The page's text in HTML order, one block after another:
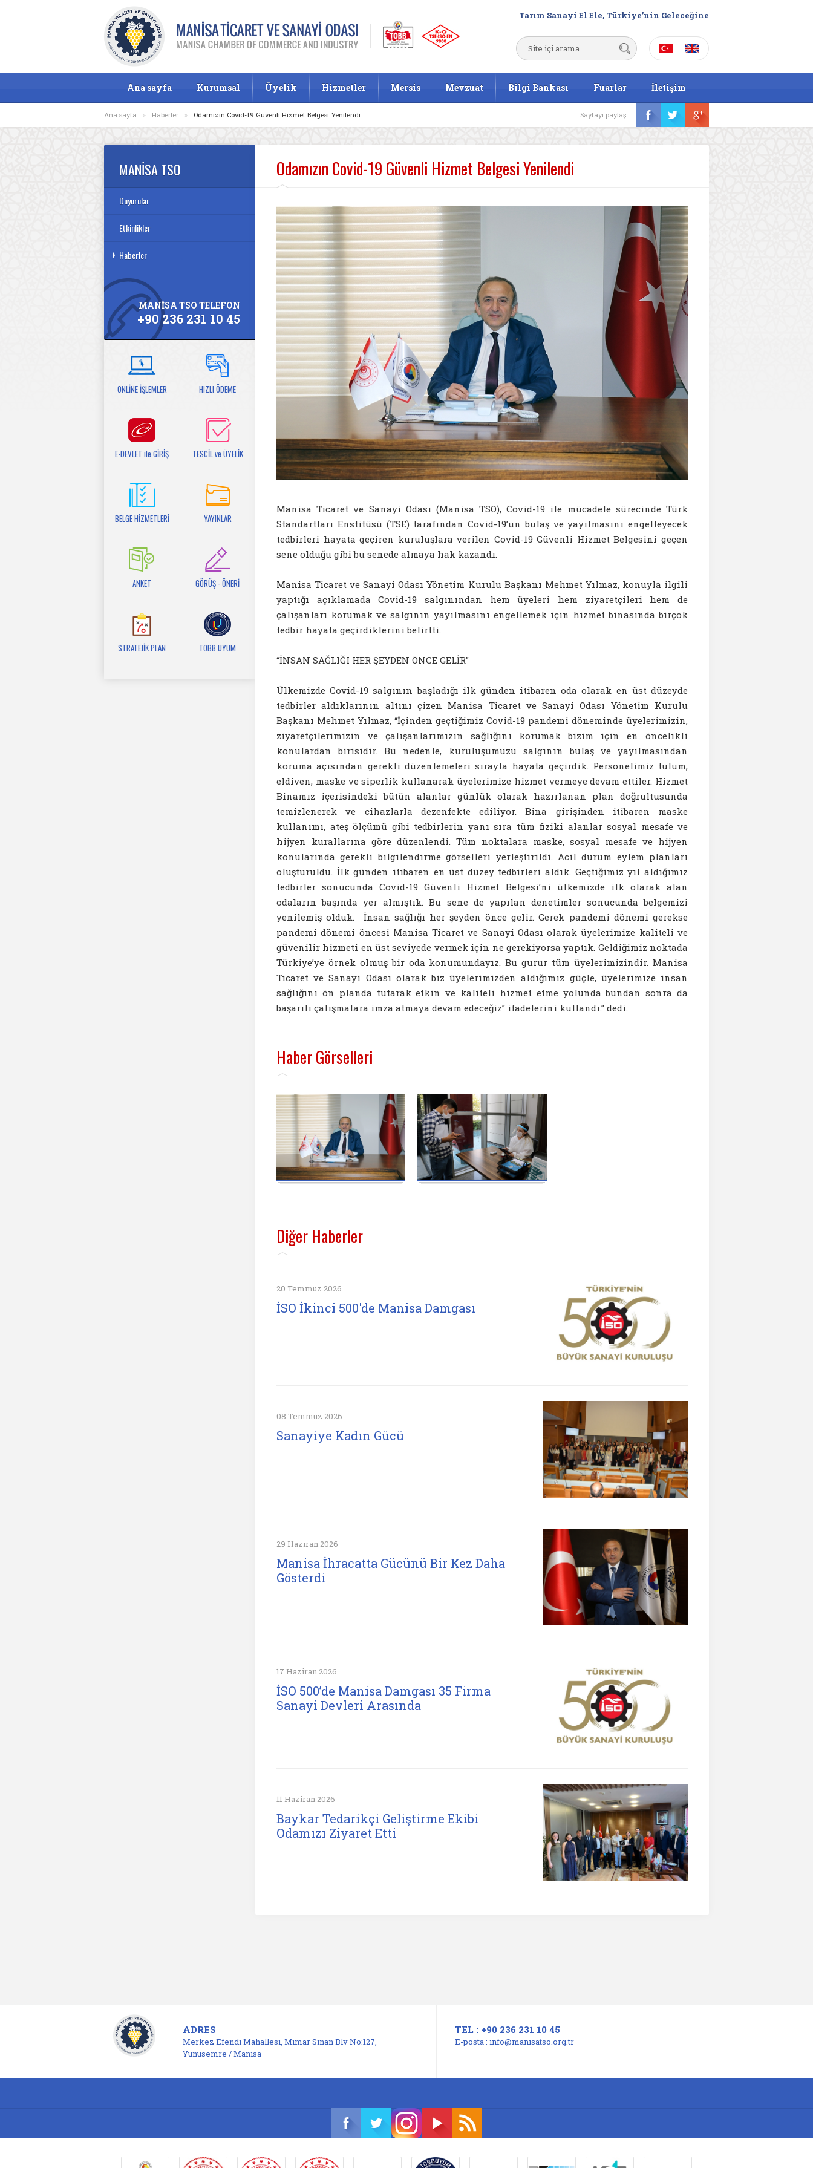
Tarım Sanayi El Ele, Türkiye’nin Geleceğine
Ana sayfa Kurumsal Üyelik Hizmetler Mersis Mevzuat Bilgi Bankası Fuarlar İletişim
Ana sayfa » Haberler » Odamızın Covid-19 Güvenli Hizmet Belgesi Yenilendi Sayfayı paylaş :
MANİSA TSO
Duyurular
Etkinlikler
Haberler
MANİSA TSO TELEFON
+90 236 231 10 45
ONLİNE İŞLEMLER HIZLI ÖDEME
E-DEVLET ile GİRİŞ TESCİL ve ÜYELİK
BELGE HİZMETLERİ YAYINLAR
ANKET GÖRÜŞ - ÖNERİ
STRATEJİK PLAN TOBB UYUM
Odamızın Covid-19 Güvenli Hizmet Belgesi Yenilendi
Manisa Ticaret ve Sanayi Odası (Manisa TSO), Covid-19 ile mücadele sürecinde Türk
Standartları Enstitüsü (TSE) tarafından Covid-19’un bulaş ve yayılmasını engelleyecek
tedbirleri hayata geçiren kuruluşlara verilen Covid-19 Güvenli Hizmet Belgesini geçen
sene olduğu gibi bu senede almaya hak kazandı.
Manisa Ticaret ve Sanayi Odası Yönetim Kurulu Başkanı Mehmet Yılmaz, konuyla ilgili
yaptığı açıklamada Covid-19 salgınından hem üyeleri hem ziyaretçileri hem de
çalışanları korumak ve salgının yayılmasını engellemek için hizmet binasında birçok
tedbir hayata geçirdiklerini belirtti.
“İNSAN SAĞLIĞI HER ŞEYDEN ÖNCE GELİR”
Ülkemizde Covid-19 salgının başladığı ilk günden itibaren oda olarak en üst düzeyde
tedbirler aldıklarının altını çizen Manisa Ticaret ve Sanayi Odası Yönetim Kurulu
Başkanı Mehmet Yılmaz, “İçinden geçtiğimiz Covid-19 pandemi döneminde üyelerimizin,
ziyaretçilerimizin ve çalışanlarımızın sağlığını korumak bizim için en öncelikli
konulardan birisidir. Bu nedenle, kuruluşumuzu salgının bulaş ve yayılmasından
koruma açısından gerekli düzenlemeleri sırayla hayata geçirdik. Personelimiz tulum,
eldiven, maske ve siperlik kullanarak üyelerimize hizmet vermeye devam ettiler. Hizmet
Binamız içerisindeki bütün alanlar günlük olarak hazırlanan plan doğrultusunda
temizlenerek ve cihazlarla dezenfekte ediliyor. Bina girişinden itibaren maske
kullanımı, ateş ölçümü gibi tedbirlerin yanı sıra tüm fiziki alanlar sosyal mesafe ve
hijyen kurallarına göre düzenlendi. Tüm noktalara maske, sosyal mesafe ve hijyen
konularında gerekli bilgilendirme görselleri yerleştirildi. Acil durum eylem planları
oluşturuldu. İlk günden itibaren en üst düzey tedbirleri aldık. Geçtiğimiz yıl aldığımız
tedbirler sonucunda Covid-19 Güvenli Hizmet Belgesi’ni ülkemizde ilk olarak alan
odaların başında yer almıştık. Bu sene de yapılan denetimler sonucunda belgemizi
yenilemiş olduk. İnsan sağlığı her şeyden önce gelir. Gerek pandemi dönemi gerekse
pandemi dönemi öncesi Manisa Ticaret ve Sanayi Odası olarak üyelerimize kaliteli ve
güvenilir hizmeti en üst seviyede vermek için ne gerekiyorsa yaptık. Geldiğimiz noktada
Türkiye’ye örnek olmuş bir oda konumundayız. Bu gurur tüm üyelerimizindir. Manisa
Ticaret ve Sanayi Odası olarak biz üyelerimizden aldığımız güçle, üyelerimize insan
sağlığını ön planda tutarak etkin ve kaliteli hizmet etme yolunda bundan sonra da
başarılı çalışmalara imza atmaya devam edeceğiz” ifadelerini kullandı.” dedi.
Haber Görselleri
Diğer Haberler
20 Temmuz 2026
İSO İkinci 500'de Manisa Damgası
08 Temmuz 2026
Sanayiye Kadın Gücü
29 Haziran 2026
Manisa İhracatta Gücünü Bir Kez Daha
Gösterdi
17 Haziran 2026
İSO 500’de Manisa Damgası 35 Firma
Sanayi Devleri Arasında
11 Haziran 2026
Baykar Tedarikçi Geliştirme Ekibi
Odamızı Ziyaret Etti
ADRES
Merkez Efendi Mahallesi, Mimar Sinan Blv No:127,
Yunusemre / Manisa
TEL : +90 236 231 10 45
E-posta : info@manisatso.org.tr